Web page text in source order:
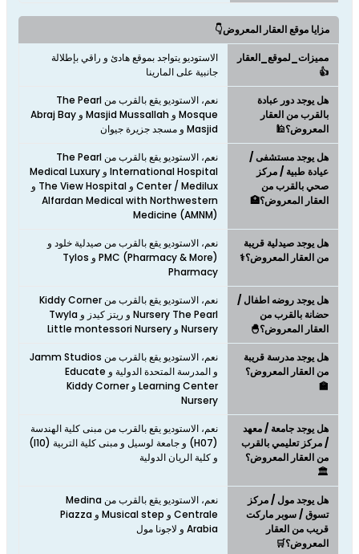
مزايا موقع العقار المعروض👇
مميزات_لموقع_العقار
👍
الاستوديو يتواجد بموقع هادئ و راقي بإطلالة
جانبية على المارينا
هل يوجد دور عبادة
بالقرب من العقار
المعروض؟🕌
نعم، الاستوديو يقع بالقرب من The Pearl
Mosque و Masjid Mussallah و Abraj Bay
Masjid و مسجد جزيرة جيوان
هل يوجد مستشفى /
عيادة طبية / مركز
صحي بالقرب من
العقار المعروض؟🏥
نعم، الاستوديو يقع بالقرب من The Pearl
International Hospital و Medical Luxury
Center / Medilux و The View Hospital و
Alfardan Medical with Northwestern
Medicine (AMNM)
هل يوجد صيدلية قريبة
من العقار المعروض؟⚕️
نعم، الاستوديو يقع بالقرب من صيدلية خلود و
PMC (Pharmacy & More) و Tylos
Pharmacy
هل يوجد روضه اطفال /
حضانة بالقرب من
العقار المعروض؟🐣
نعم، الاستوديو يقع بالقرب من Kiddy Corner
Nursery The Pearl و ريتز كيدز و Twyla
Nursery و Little montessori Nursery
هل يوجد مدرسة قريبة
من العقار المعروض؟
🏫
نعم، الاستوديو يقع بالقرب من Jamm Studios
و المدرسة المتحدة الدولية و Educate
Learning Center و Kiddy Corner
Nursery
هل يوجد جامعة / معهد
/ مركز تعليمي بالقرب
من العقار المعروض؟
🏛️
نعم، الاستوديو يقع بالقرب من مبنى كلية الهندسة
(H07) و جامعة لوسيل و مبنى كلية التربية (I10)
و كلية الريان الدولية
هل يوجد مول / مركز
تسوق / سوبر ماركت
قريب من العقار
المعروض؟🛒
نعم، الاستوديو يقع بالقرب من Medina
Centrale و Musical step و Piazza
Arabia و لاجونا مول